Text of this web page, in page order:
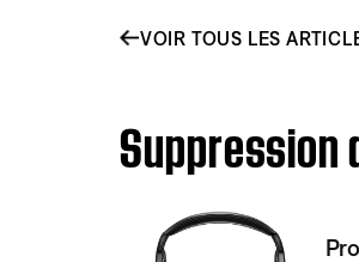
VOIR TOUS LES
Suppression